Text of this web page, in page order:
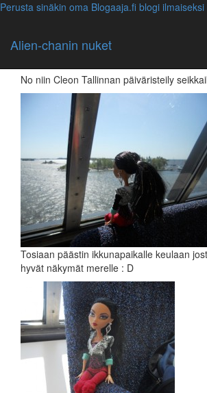
Perusta sinäkin oma Blogaaja.fi blogi ilmaiseksi
Alien-chanin nuket
Cleo,Monster High nuket
Tallinnassa Cleon kanssa,
No niin Cleon Tallinnan päiväristeily
Tosiaan päästin ikkunapaikalle keulaan
hyvät näkymät merelle : D